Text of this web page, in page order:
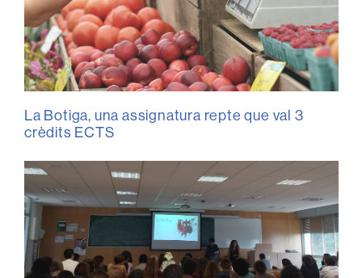
La Botiga, una assignatura repte que val 3
crèdits ECTS